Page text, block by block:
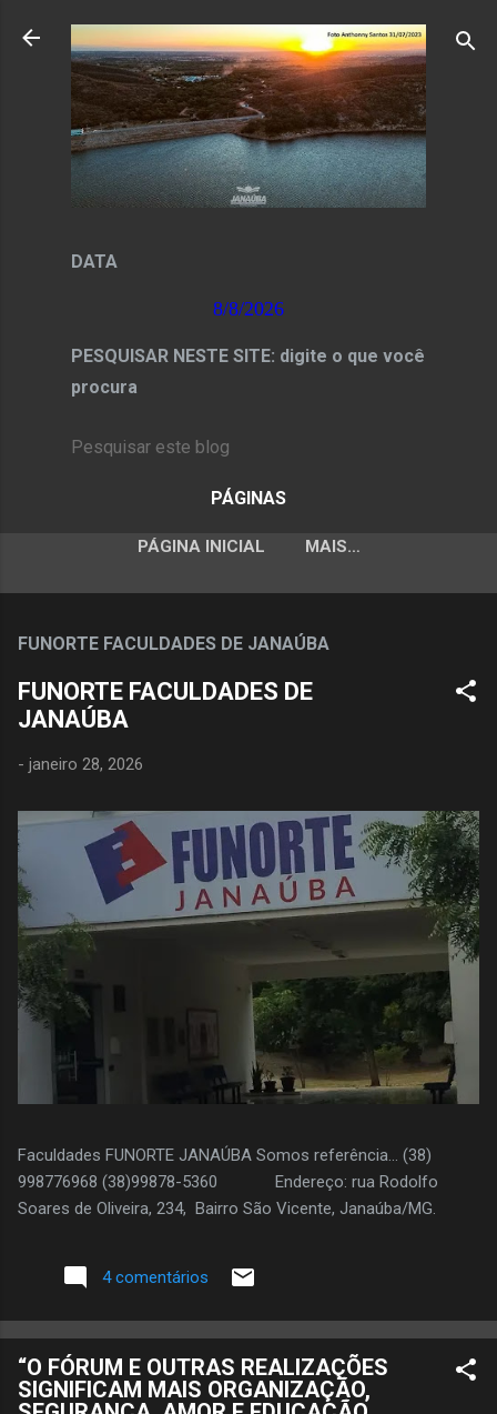
Pular para o conteúdo principal
DATA
8/8/2026
PESQUISAR NESTE SITE: digite o que você
procura
PÁGINAS
PÁGINA INICIAL MAIS…
FUNORTE FACULDADES DE JANAÚBA
FUNORTE FACULDADES DE
JANAÚBA
- janeiro 28, 2026
Faculdades FUNORTE JANAÚBA Somos referência... (38)
998776968 (38)99878-5360 Endereço: rua Rodolfo
Soares de Oliveira, 234, Bairro São Vicente, Janaúba/MG.
4 comentários
“O FÓRUM E OUTRAS REALIZAÇÕES
SIGNIFICAM MAIS ORGANIZAÇÃO,